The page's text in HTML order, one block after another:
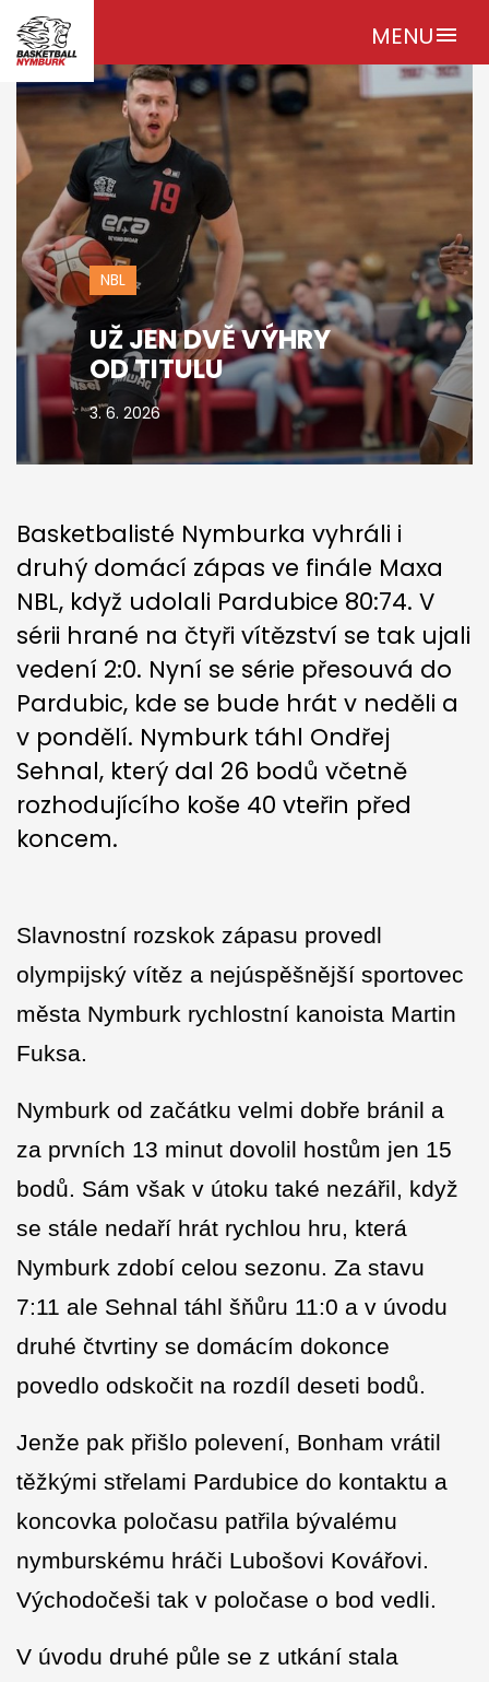
MENUmenu
NBL
UŽ JEN DVĚ VÝHRY
OD TITULU
3. 6. 2026
Basketbalisté Nymburka vyhráli i
druhý domácí zápas ve finále Maxa
NBL, když udolali Pardubice 80:74. V
sérii hrané na čtyři vítězství se tak ujali
vedení 2:0. Nyní se série přesouvá do
Pardubic, kde se bude hrát v neděli a
v pondělí. Nymburk táhl Ondřej
Sehnal, který dal 26 bodů včetně
rozhodujícího koše 40 vteřin před
koncem.
Slavnostní rozskok zápasu provedl
olympijský vítěz a nejúspěšnější sportovec
města Nymburk rychlostní kanoista Martin
Fuksa.
Nymburk od začátku velmi dobře bránil a
za prvních 13 minut dovolil hostům jen 15
bodů. Sám však v útoku také nezářil, když
se stále nedaří hrát rychlou hru, která
Nymburk zdobí celou sezonu. Za stavu
7:11 ale Sehnal táhl šňůru 11:0 a v úvodu
druhé čtvrtiny se domácím dokonce
povedlo odskočit na rozdíl deseti bodů.
Jenže pak přišlo polevení, Bonham vrátil
těžkými střelami Pardubice do kontaktu a
koncovka poločasu patřila bývalému
nymburskému hráči Lubošovi Kovářovi.
Východočeši tak v poločase o bod vedli.
V úvodu druhé půle se z utkání stala